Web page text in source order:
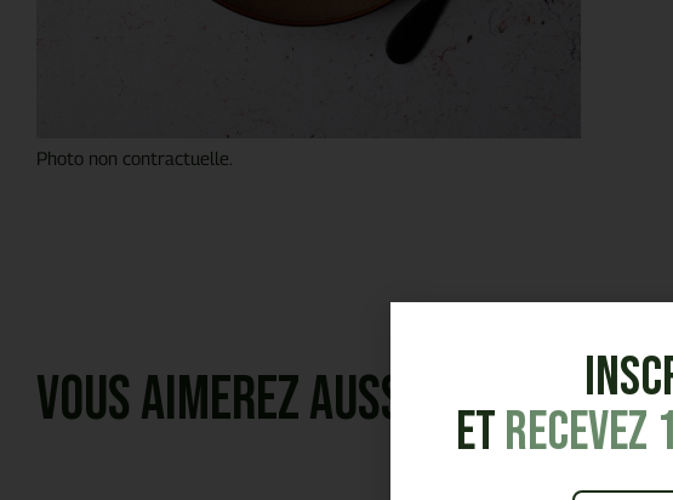
Photo non contractuelle.
Vous aimerez aussi
etRecevez